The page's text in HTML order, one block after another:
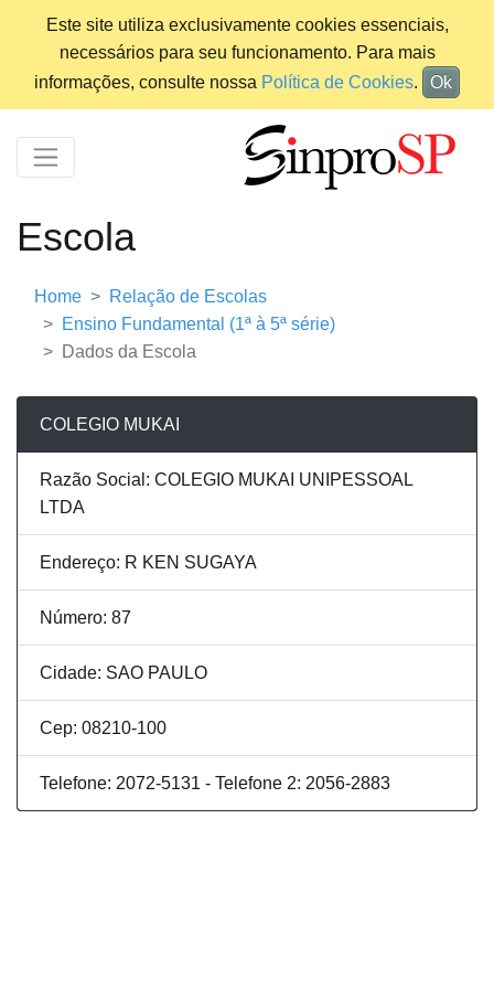
Este site utiliza exclusivamente cookies essenciais,
necessários para seu funcionamento. Para mais
informações, consulte nossa Política de Cookies. Ok
Escola
Home
Relação de Escolas
Ensino Fundamental (1ª à 5ª série)
Dados da Escola
COLEGIO MUKAI
Razão Social: COLEGIO MUKAI UNIPESSOAL
LTDA
Endereço: R KEN SUGAYA
Número: 87
Cidade: SAO PAULO
Cep: 08210-100
Telefone: 2072-5131 - Telefone 2: 2056-2883